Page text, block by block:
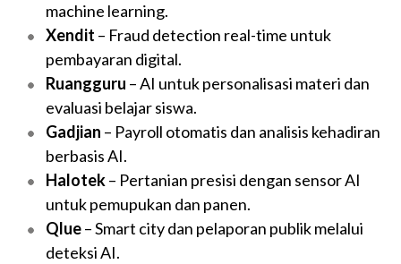
machine learning.
Xendit – Fraud detection real-time untuk
pembayaran digital.
Ruangguru – AI untuk personalisasi materi dan
evaluasi belajar siswa.
Gadjian – Payroll otomatis dan analisis kehadiran
berbasis AI.
Halotek– Pertanian presisi dengan sensor AI
untuk pemupukan dan panen.
Qlue– Smart city dan pelaporan publik melalui
deteksi AI.